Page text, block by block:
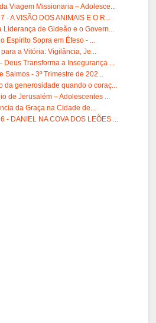
Viagem Missionaria – Adolesce...
- A VISÃO DOS ANIMAIS E O R...
Liderança de Gideão e o Govern...
Espírito Sopra em Éfeso - ...
a Vitória: Vigilância, Je...
Deus Transforma a Insegurança ...
Salmos - 3º Trimestre de 202...
da generosidade quando o coraç...
de Jerusalém – Adolescentes ...
da Graça na Cidade de...
- DANIEL NA COVA DOS LEÕES ...